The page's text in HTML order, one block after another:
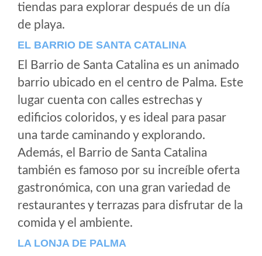
tiendas para explorar después de un día
de playa.
EL BARRIO DE SANTA CATALINA
El Barrio de Santa Catalina es un animado
barrio ubicado en el centro de Palma. Este
lugar cuenta con calles estrechas y
edificios coloridos, y es ideal para pasar
una tarde caminando y explorando.
Además, el Barrio de Santa Catalina
también es famoso por su increíble oferta
gastronómica, con una gran variedad de
restaurantes y terrazas para disfrutar de la
comida y el ambiente.
LA LONJA DE PALMA